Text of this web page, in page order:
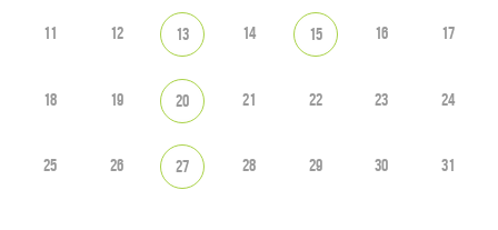
11 12 13 14 15 16 17
18 19 20 21 22 23 24
25 26 27 28 29 30 31